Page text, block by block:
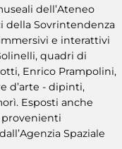
dell’Ateneo
della Sovrintendenza
e interattivi
quadri di
Enrico Prampolini,
d’arte - dipinti,
Esposti anche
Spaziale